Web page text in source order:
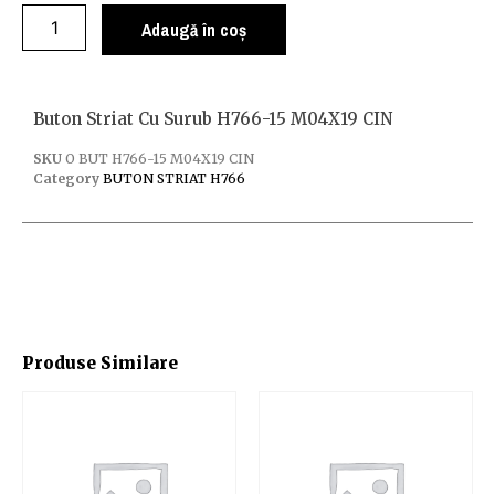
Adaugă în coș
Produse Similare
Buton Striat Cu Surub H766-15 M04X19 CIN
SKU O BUT H766-15 M04X19 CIN
Category BUTON STRIAT H766